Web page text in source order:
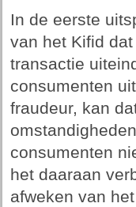
In de eerste
van het Kifid
transactie
consumenten
fraudeur, kan
consumenten
het daaraan
afweken van